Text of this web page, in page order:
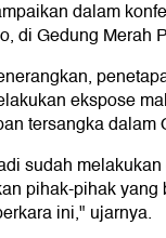
dalam
di Gedung Merah
ekspose
tersangka dalam
sudah
pihak-pihak
ini," ujarnya.